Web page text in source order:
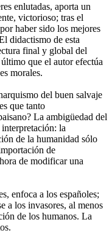
enlutadas, aporta un
victorioso; tras el
haber sido los mejores
didactismo de esta
final y global del
que el autor efectúa
morales.
del buen salvaje
que tanto
La ambigüedad del
la
de la humanidad sólo
de
de modificar una
enfoca a los españoles;
a los invasores, al menos
de los humanos. La